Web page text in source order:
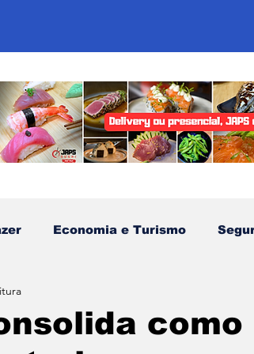
Economia e Turismo
Tradicionais
como